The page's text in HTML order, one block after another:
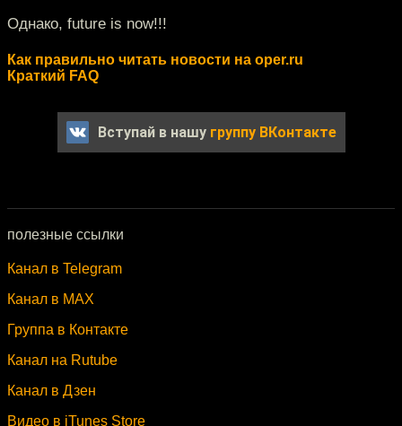
Однако, future is now!!!
Как правильно читать новости на oper.ru
Краткий FAQ
Вступай в нашу группу ВКонтакте
полезные ссылки
Канал в Telegram
Канал в MAX
Группа в Контакте
Канал на Rutube
Канал в Дзен
Видео в iTunes Store